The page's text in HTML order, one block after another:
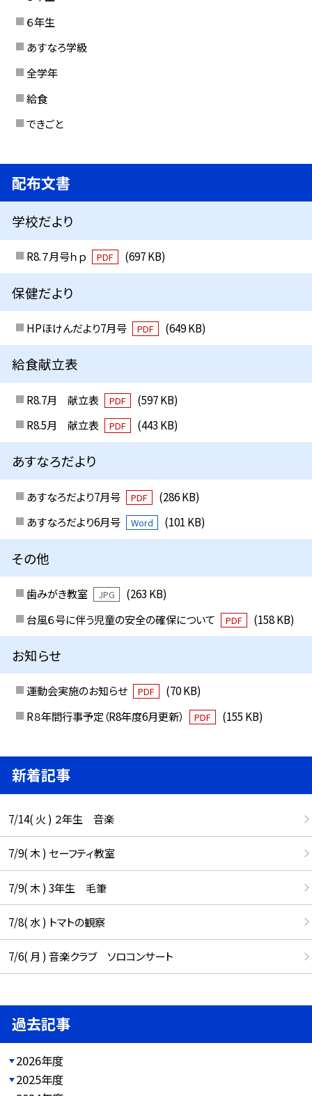
６年生
あすなろ学級
全学年
給食
できごと
配布文書
学校だより
R8.７月号ｈｐ PDF (697 KB)
保健だより
HPほけんだより7月号 PDF (649 KB)
給食献立表
R8.7月 献立表 PDF
(597 KB)
R8.5月 献立表
PDF (443 KB)
あすなろだより
あすなろだより7月号 PDF
(286 KB)
あすなろだより6月号
Word (101 KB)
その他
歯みがき教室 JPG
(263 KB)
台風６号に伴う児童の安全の確保について
PDF (158 KB)
お知らせ
運動会実施のお知らせ PDF
(70 KB)
R８年間行事予定（R8年度6月更新）
PDF (155 KB)
新着記事
7/14( 火 ) ２年生 音楽
7/9( 木 ) セーフティ教室
7/9( 木 ) 3年生 毛筆
7/8( 水 ) トマトの観察
7/6( 月 ) 音楽クラブ ソロコンサート
過去記事
2026年度
2025年度